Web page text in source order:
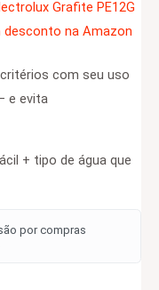
Grafite PE12G
desconto na Amazon
com seu uso
e evita
+ tipo de água que
por compras